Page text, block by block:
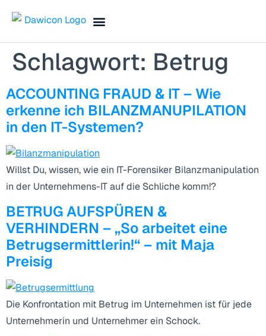
Schlagwort: Betrug
ACCOUNTING FRAUD & IT – Wie
erkenne ich BILANZMANUPILATION
in den IT-Systemen?
Willst Du, wissen, wie ein IT-Forensiker Bilanzmanipulation
in der Unternehmens-IT auf die Schliche komm!?
BETRUG AUFSPÜREN &
VERHINDERN – „So arbeitet eine
Betrugsermittlerin!“ – mit Maja
Preisig
Die Konfrontation mit Betrug im Unternehmen ist für jede
Unternehmerin und Unternehmer ein Schock.